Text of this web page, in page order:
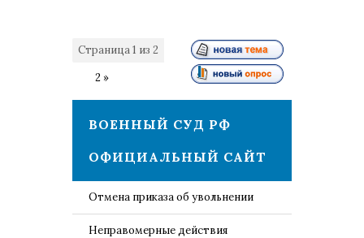
Страница1 из 2
2 »
ВОЕННЫЙ СУД РФ
ОФИЦИАЛЬНЫЙ САЙТ
Отмена приказа об увольнении
Неправомерные действия